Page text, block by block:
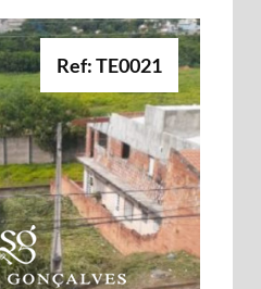
Ref: TE0021